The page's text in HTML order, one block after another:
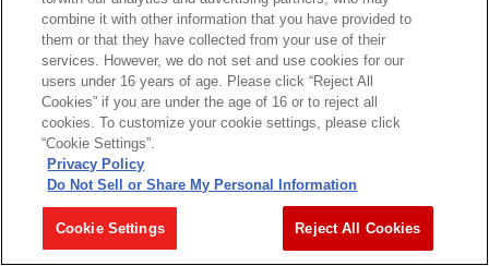
combine it with other information that you have provided to
them or that they have collected from your use of their
services. However, we do not set and use cookies for our
users under 16 years of age. Please click “Reject All
Cookies” if you are under the age of 16 or to reject all
cookies. To customize your cookie settings, please click
“Cookie Settings”.
Privacy Policy
Do Not Sell or Share My Personal Information
Cookie Settings Reject All Cookies